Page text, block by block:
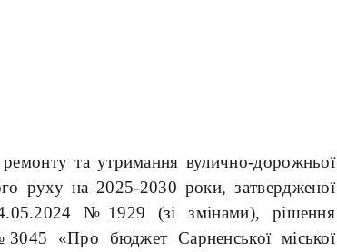
та утримання вулично-дорожньої
руху на 2025-2030 роки, затвердженої
№1929 (зі змінами), рішення
«Про бюджет Сарненської міської